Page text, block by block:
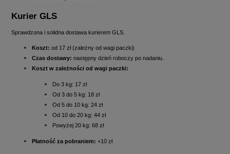
Kurier GLS
Sprawdzona i solidna dostawa kurierem GLS.
Koszt: od 17 zł (zależny od wagi paczki)
Czas dostawy: następny dzień roboczy po nadaniu.
Koszt w zależności od wagi paczki:
Do 3 kg: 17 zł
Od 3 do 5 kg: 18 zł
Od 5 do 10 kg: 24 zł
Od 10 do 20 kg: 44 zł
Powyżej 20 kg: 68 zł
Płatność za pobraniem: +10 zł